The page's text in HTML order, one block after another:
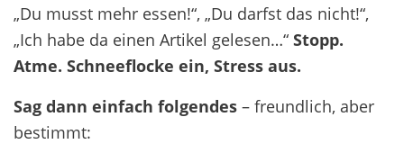
„Du musst mehr essen!“, „Du darfst das nicht!“,
„Ich habe da einen Artikel gelesen…“ Stopp.
Atme. Schneeflocke ein, Stress aus.
Sag dann einfach folgendes – freundlich, aber
bestimmt: